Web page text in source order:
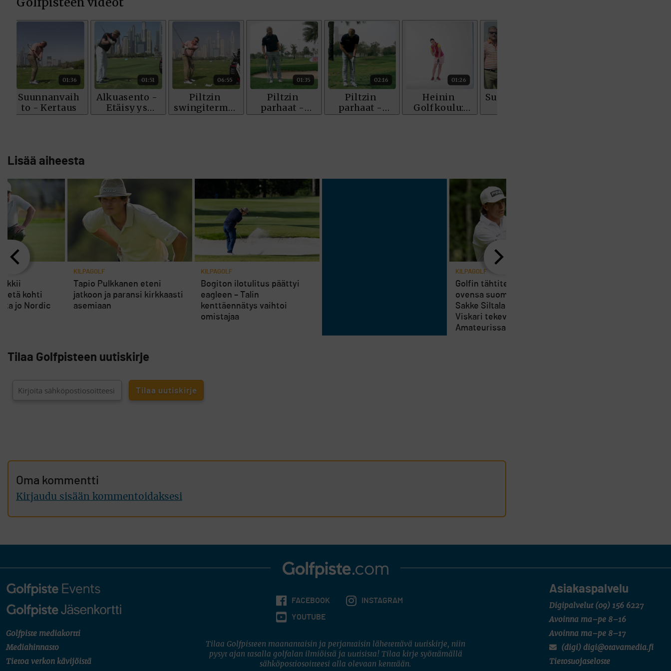
Lisää aiheesta
KILPAGOLF
Bogiton ilotulitus päättyi
eagleen – Talin
kenttäennätys vaihtoi
omistajaa
KILPAGOLF
Golfin tähtitehdas avaa
ovensa suomalaisille –
Sakke Siltala ja Veikka
Viskari tekevät U.S.
Amateurissa historiaa
tietä kohti
jo Nordic
KILPAGOLF
Tapio Pulkkanen eteni
jatkoon ja paransi kirkkaasti
asemiaan
Tilaa Golfpisteen uutiskirje
Oma kommentti
Kirjaudu sisään kommentoidaksesi
Golfpiste mediakortti
Mediahinnasto
Tietoa verkon kävijöistä
Asiakaspalvelu
Digipalvelut (09) 156 6227
Avoinna ma–pe 8–16
Avoinna ma–pe 8–17
(digi) digi@otavamedia.fi
Tietosuojaseloste
FACEBOOK INSTAGRAM
YOUTUBE
Tilaa Golfpisteen maanantaisin ja perjantaisin lähetettävä uutiskirje, niin
pysyt ajan tasalla golfalan ilmiöistä ja uutisista! Tilaa kirje syöttämällä
sähköpostiosoitteesi alla olevaan kenttään.